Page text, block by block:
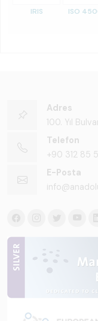
IRIS ISO
Adres
100. Yıl
Telefon
+90 312 85
E-Posta